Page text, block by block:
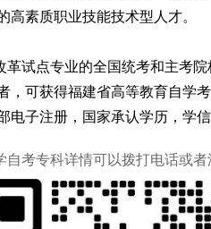
高素质职业技能技术型人才。
革试点专业的全国统考和主考
，可获得福建省高等教育自学
电子注册，国家承认学历，学信
自考专科详情可以拨打电话或